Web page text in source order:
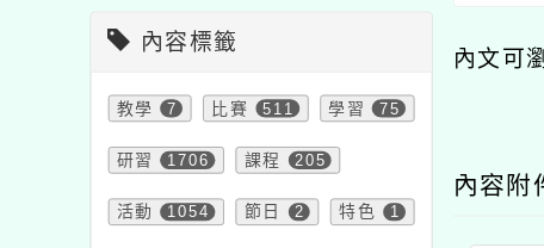
內容標籤
教學 7 比賽 511 學習 75
研習 1706 課程 205
活動 1054 節日 2 特色 1
內文可
內容附